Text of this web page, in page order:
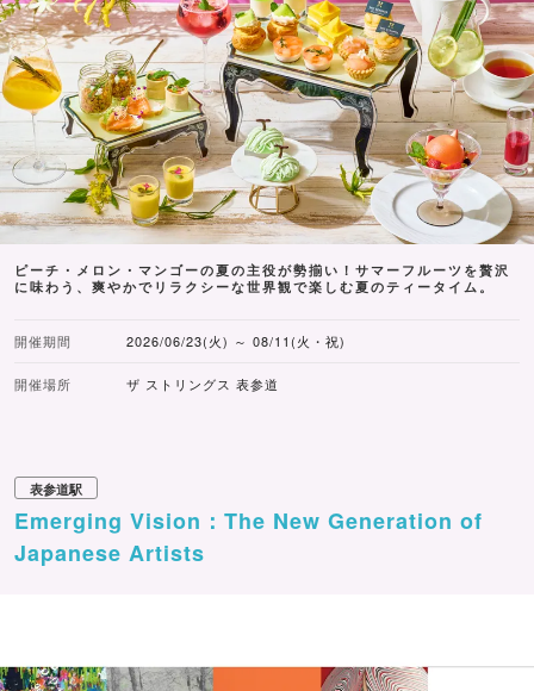
ピーチ・メロン・マンゴーの夏の主役が勢揃い！サマーフルーツを贅沢
に味わう、爽やかでリラクシーな世界観で楽しむ夏のティータイム。
開催期間 2026/06/23(火) ～ 08/11(火・祝)
開催場所 ザ ストリングス 表参道
表参道駅
Emerging Vision：The New Generation of
Japanese Artists